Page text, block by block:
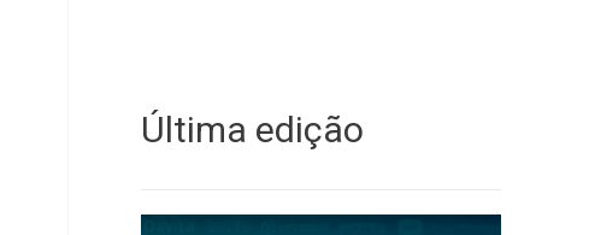
Última edição